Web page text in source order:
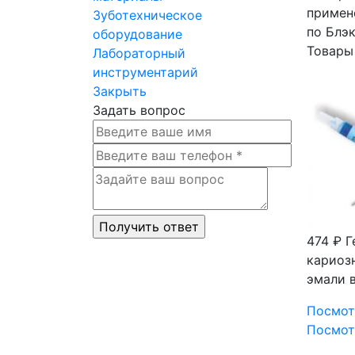
Зуботехническое
оборудование
Лабораторный
инструментарий
Закрыть
Задать вопрос
по
474 ₽
эмали